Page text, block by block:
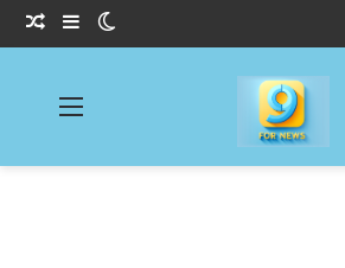
Willekeurig Artikel
Sidebar